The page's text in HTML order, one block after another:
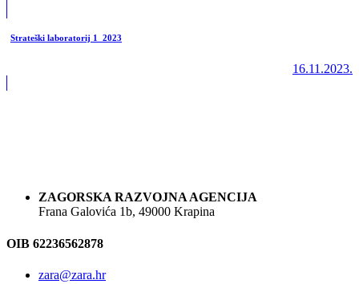
Strateški laboratorij 1_2023
16.11.2023.
ZAGORSKA RAZVOJNA AGENCIJA
Frana Galovića 1b, 49000 Krapina
OIB 62236562878
zara@zara.hr